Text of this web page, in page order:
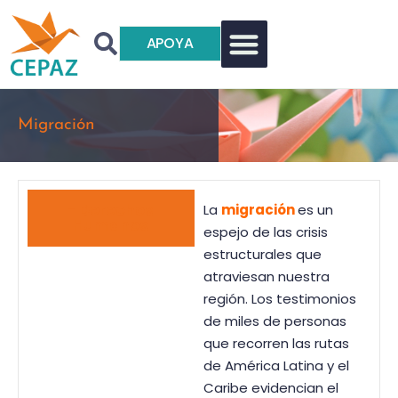
APOYA
Migración
La migraciónes un
espejo de las crisis
estructurales que
atraviesan nuestra
región. Los testimonios
de miles de personas
que recorren las rutas
de América Latina y el
Caribe evidencian el